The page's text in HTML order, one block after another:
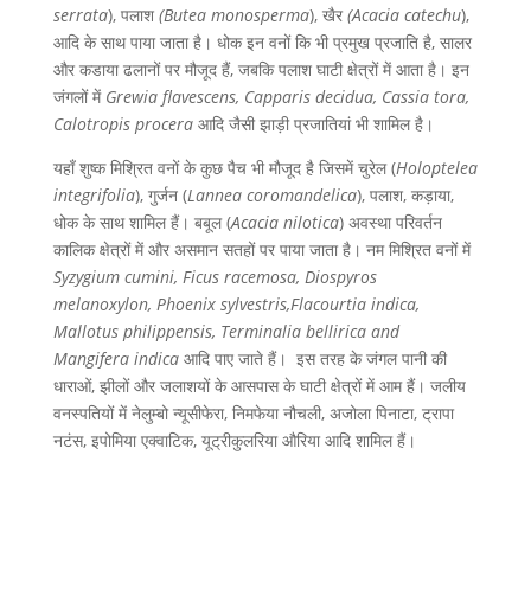
serrata), पलाश (Butea monosperma), खैर (Acacia catechu),
आदि के साथ पाया जाता है। धोक इन वनों कि भी प्रमुख प्रजाति है, सालर
और कडाया ढलानों पर मौजूद हैं, जबकि पलाश घाटी क्षेत्रों में आता है। इन
जंगलों में Grewia flavescens, Capparis decidua, Cassia tora,
Calotropis proceraआदि जैसी झाड़ी प्रजातियां भी शामिल है।
यहाँ शुष्क मिश्रित वनों के कुछ पैच भी मौजूद है जिसमें चुरेल (Holoptelea
integrifolia), गुर्जन (Lannea coromandelica), पलाश, कड़ाया,
धोक के साथ शामिल हैं। बबूल (Acacia nilotica) अवस्था परिवर्तन
कालिक क्षेत्रों में और असमान सतहों पर पाया जाता है। नम मिश्रित वनों में
Syzygium cumini, Ficus racemosa, Diospyros
melanoxylon, Phoenix sylvestris,Flacourtia indica,
Mallotus philippensis, Terminalia bellirica and
Mangifera indicaआदि पाए जाते हैं। इस तरह के जंगल पानी की
धाराओं, झीलों और जलाशयों के आसपास के घाटी क्षेत्रों में आम हैं। जलीय
वनस्पतियों में नेलुम्बो न्यूसीफेरा, निमफेया नौचली, अजोला पिनाटा, ट्रापा
नटंस, इपोमिया एक्वाटिक, यूट्रीकुलरिया औरिया आदि शामिल हैं।